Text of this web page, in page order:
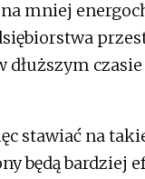
mniej
stawiać na
będą bardziej